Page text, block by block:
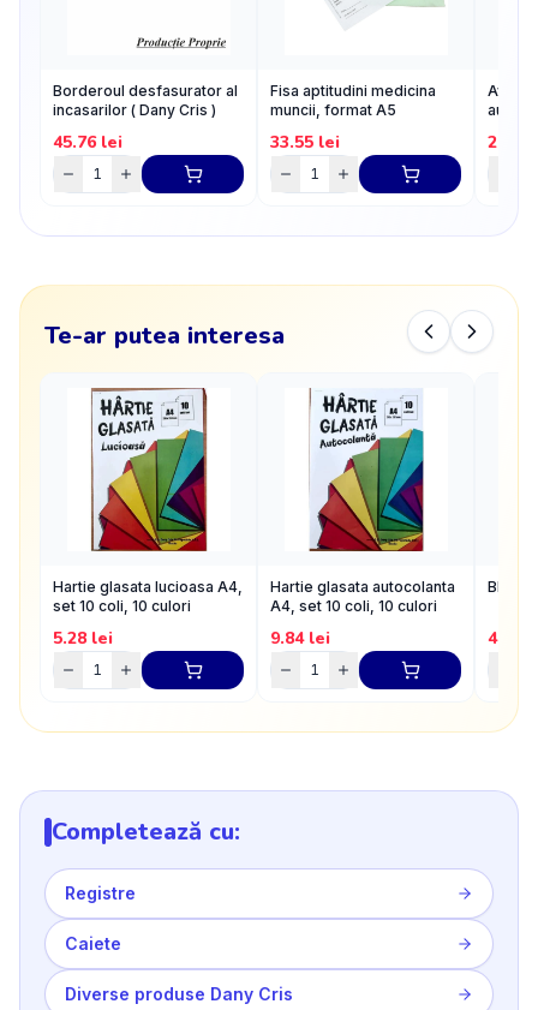
Borderoul desfasurator al
incasarilor ( Dany Cris )
45.76lei
Fisa aptitudini medicina
muncii, format A5
33.55 lei
Aviz
29.08
Te-ar putea interesa
Hartie glasata lucioasa A4,
set 10 coli, 10 culori
5.28 lei
Hartie glasata autocolanta
A4, set 10 coli, 10 culori
9.84lei
Bloc
4.4
Completează cu:
Registre
Caiete
Diverse produse Dany Cris